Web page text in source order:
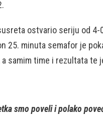
ostvario seriju od
25. minuta semafor je
samim time i rezultata te
smo poveli i polako